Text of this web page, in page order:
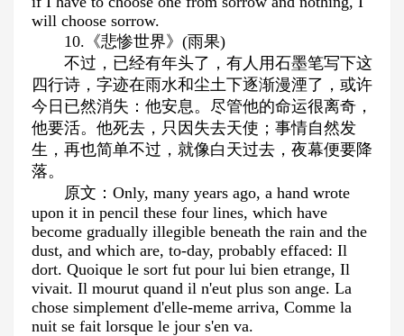
will choose sorrow.
10.《悲惨世界》(雨果)
不过，已经有年头了，有人用石墨笔写下这
四行诗，字迹在雨水和尘土下逐渐漫湮了，或许
今日已然消失：他安息。尽管他的命运很离奇，
他要活。他死去，只因失去天使；事情自然发
生，再也简单不过，就像白天过去，夜幕便要降
落。
原文：Only, many years ago, a hand wrote
upon it in pencil these four lines, which have
become gradually illegible beneath the rain and the
dust, and which are, to-day, probably effaced: Il
dort. Quoique le sort fut pour lui bien etrange, Il
vivait. Il mourut quand il n'eut plus son ange. La
chose simplement d'elle-meme arriva, Comme la
nuit se fait lorsque le jour s'en va.